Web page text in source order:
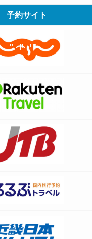
予約サイト